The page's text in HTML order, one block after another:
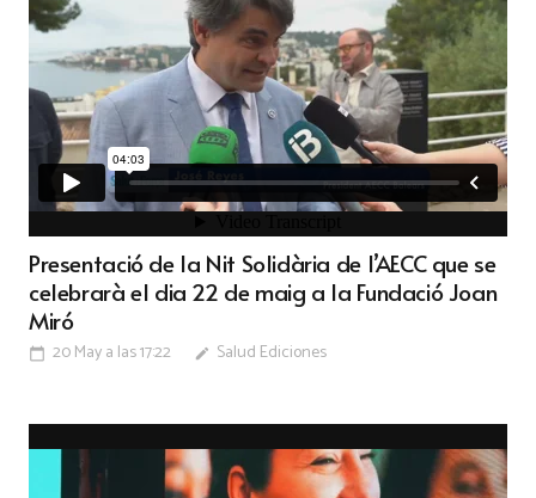
Presentació de la Nit Solidària de l’AECC que se
celebrarà el dia 22 de maig a la Fundació Joan
Miró
calendar_today 20 May a las 17:22 edit Salud Ediciones